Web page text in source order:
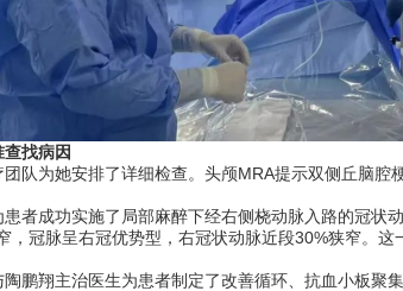
找病因
为她安排了详细检查。头颅MRA提示双侧丘脑腔
成功实施了局部麻醉下经右侧桡动脉入路的冠状
冠脉呈右冠优势型，右冠状动脉近段30%狭窄。这
翔主治医生为患者制定了改善循环、抗血小板聚